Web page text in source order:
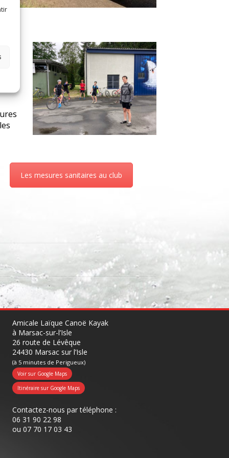
200
Les mesures sanitaires au club
Amicale Laïque Canoë Kayak
à Marsac-sur-l’Isle
26 route de Lévêque
24430 Marsac sur l’Isle
(à 5 minutes de Perigueux)
Voir sur Google Maps
Itinéraire sur Google Maps
Contactez-nous par téléphone :
06 31 90 22 98
ou07 70 17 03 43